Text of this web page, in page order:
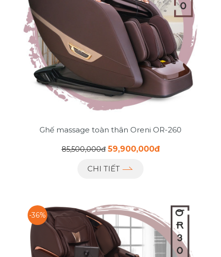
Ghế massage toàn thân Oreni OR-260
85,500,000đ 59,900,000đ
CHI TIẾT
-36%